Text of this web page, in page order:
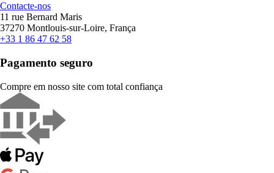
Contacte-nos
11 rue Bernard Maris
37270 Montlouis-sur-Loire, França
+33 1 86 47 62 58
Pagamento seguro
Compre em nosso site com total confiança